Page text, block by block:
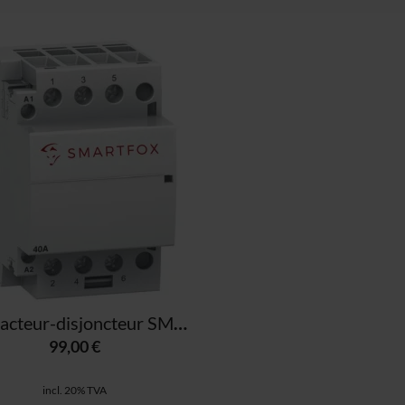
Contacteur-disjoncteur SMARTFOX pour commutation monophasée/triphasée (40 A)
99,00 €
incl. 20% TVA